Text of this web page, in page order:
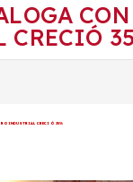
CRECIÓ
CRECIÓ 35%